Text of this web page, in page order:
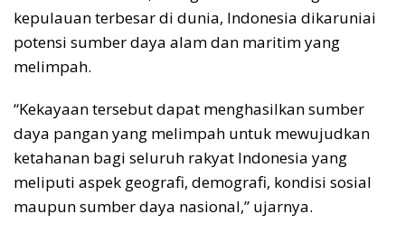
kepulauan terbesar di dunia, Indonesia dikaruniai
potensi sumber daya alam dan maritim yang
melimpah.
“Kekayaan tersebut dapat menghasilkan sumber
daya pangan yang melimpah untuk mewujudkan
ketahanan bagi seluruh rakyat Indonesia yang
meliputi aspek geografi, demografi, kondisi sosial
maupun sumber daya nasional,” ujarnya.